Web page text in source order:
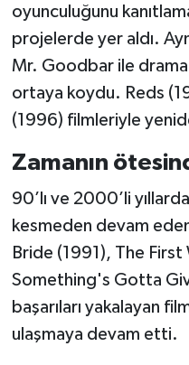
oyunculuğunu
projelerde yer aldı.
Mr. Goodbar ile drama
ortaya koydu. Reds
(1996) filmleriyle
Zamanın
90’lı ve 2000’li
kesmeden devam
Bride (1991), The
Something's Gotta
başarıları yakalayan
ulaşmaya devam etti.